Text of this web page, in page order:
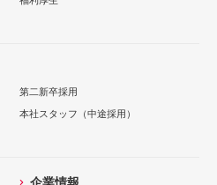
第二新卒採用
本社スタッフ（中途採用）